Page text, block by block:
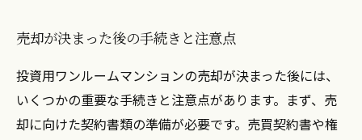
売却が決まった後の手続きと注意点
投資用ワンルームマンションの売却が決まった後には、
いくつかの重要な手続きと注意点があります。まず、売
却に向けた契約書類の準備が必要です。売買契約書や権